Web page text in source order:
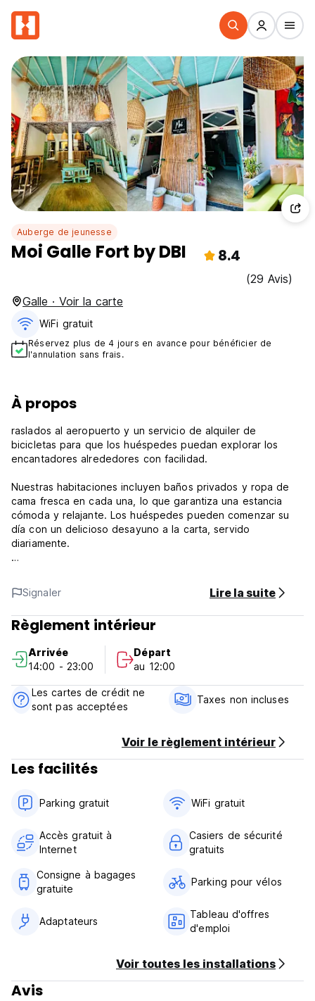
Auberge de jeunesse
Moi Galle Fort by DBI 8.4
(29 Avis)
Galle · Voir la carte
WiFi gratuit
Réservez plus de 4 jours en avance pour bénéficier de
l'annulation sans frais.
À propos
raslados al aeropuerto y un servicio de alquiler de
bicicletas para que los huéspedes puedan explorar los
encantadores alrededores con facilidad.
Nuestras habitaciones incluyen baños privados y ropa de
cama fresca en cada una, lo que garantiza una estancia
cómoda y relajante. Los huéspedes pueden comenzar su
día con un delicioso desayuno a la carta, servido
diariamente.
ciclismo, con alquiler de coches disponible para aquellos
que quieran aventurarse más lejos. Entre las atracciones
populares cercanas se encuentran la playa de Galle Fort, la
playa del Faro y la playa de Mahamodara.
A las parejas les encanta especialmente nuestra ubicación,
calificándola con un 9.4 para escapadas románticas. El
aeropuerto más cercano, el Aeropuerto de Koggala, está a
solo 14 km, lo que facilita el viaje.
en Moi Galle Fort by DBI, tu hogar perfecto lejos de casa
Signaler Lire la suite
Règlement intérieur
Arrivée
14:00 - 23:00
Départ
au 12:00
Les cartes de crédit ne
sont pas acceptées
Taxes non incluses
Voir le règlement intérieur
Les facilités
Parking gratuit WiFi gratuit
Accès gratuit à
Internet
Casiers de sécurité
gratuits
Consigne à bagages
gratuite
Parking pour vélos
Adaptateurs
Tableau d'offres
d'emploi
Voir toutes les installations
Avis